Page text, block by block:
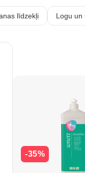
līdzekļi Logu un
-35%